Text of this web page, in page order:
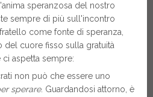
speranzosa del nostro
sempre di più sull'incontro
come fonte di speranza,
del cuore fisso sulla gratuità
aspetta sempre:
non può che essere uno
sperare. Guardandosi attorno, è